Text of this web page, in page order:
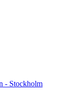
- Stockholm